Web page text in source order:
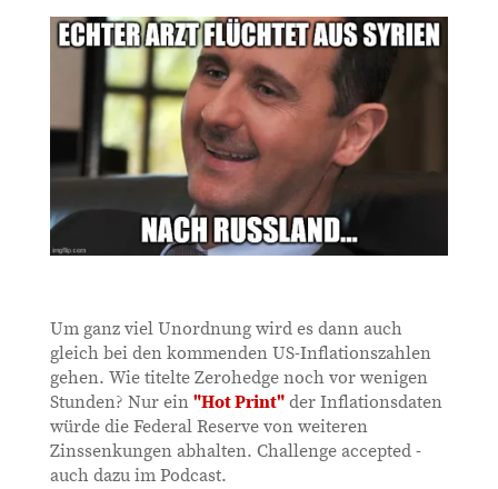
Um ganz viel Unordnung wird es dann auch
gleich bei den kommenden US-Inflationszahlen
gehen. Wie titelte Zerohedge noch vor wenigen
Stunden? Nur ein"Hot Print"der Inflationsdaten
würde die Federal Reserve von weiteren
Zinssenkungen abhalten. Challenge accepted -
auch dazu im Podcast.